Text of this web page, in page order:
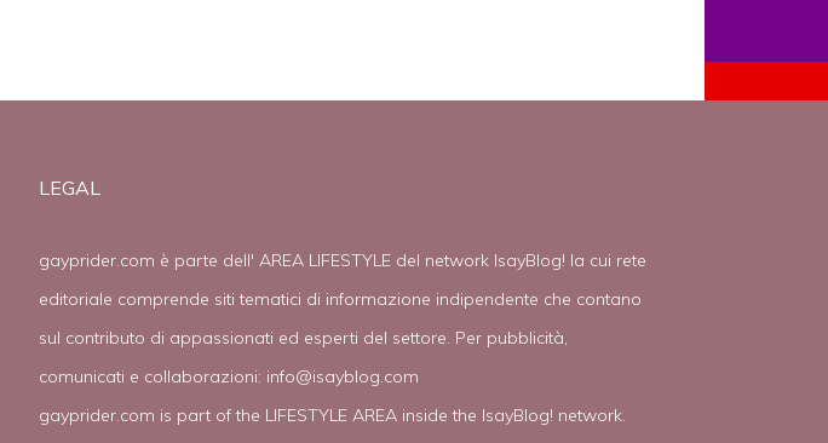
LEGAL
gayprider.com è parte dell' AREA LIFESTYLE del network IsayBlog! la cui rete
editoriale comprende siti tematici di informazione indipendente che contano
sul contributo di appassionati ed esperti del settore. Per pubblicità,
comunicati e collaborazioni: info@isayblog.com
gayprider.com is part of the LIFESTYLE AREA inside the IsayBlog! network.